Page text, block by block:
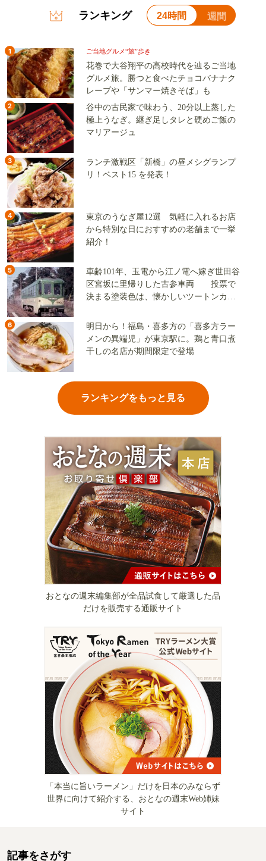
ランキング 24時間 週間
1 ご当地グルメ“旅”歩き
花巻で大谷翔平の高校時代を辿るご当地
グルメ旅。勝つと食べたチョコバナナク
レープや「サンマー焼きそば」も
2
谷中の古民家で味わう、20分以上蒸した
極上うなぎ。継ぎ足しタレと硬めご飯の
マリアージュ
3
ランチ激戦区「新橋」の昼メシグランプ
リ！ベスト15 を発表！
4
東京のうなぎ屋12選 気軽に入れるお店
から特別な日におすすめの老舗まで一挙
紹介！
5
車齢101年、玉電から江ノ電へ嫁ぎ世田谷
区宮坂に里帰りした古参車両 投票で
決まる塗装色は、懐かしいツートンカラ
6
明日から！福島・喜多方の「喜多方ラー
メンの異端児」が東京駅に。鶏と青口煮
干しの名店が期間限定で登場
ランキングをもっと見る
おとなの週末編集部が全品試食して厳選した品
だけを販売する通販サイト
「本当に旨いラーメン」だけを日本のみならず
世界に向けて紹介する、おとなの週末Web姉妹
サイト
記事をさがす